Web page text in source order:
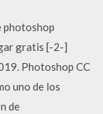
photoshop
gratis [-2-]
Photoshop CC
uno de los
de